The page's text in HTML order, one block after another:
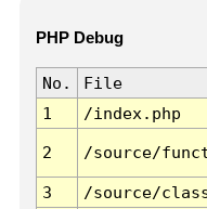
PHP Debug
No. File
1
/index.php
2 /source/
3 /source/